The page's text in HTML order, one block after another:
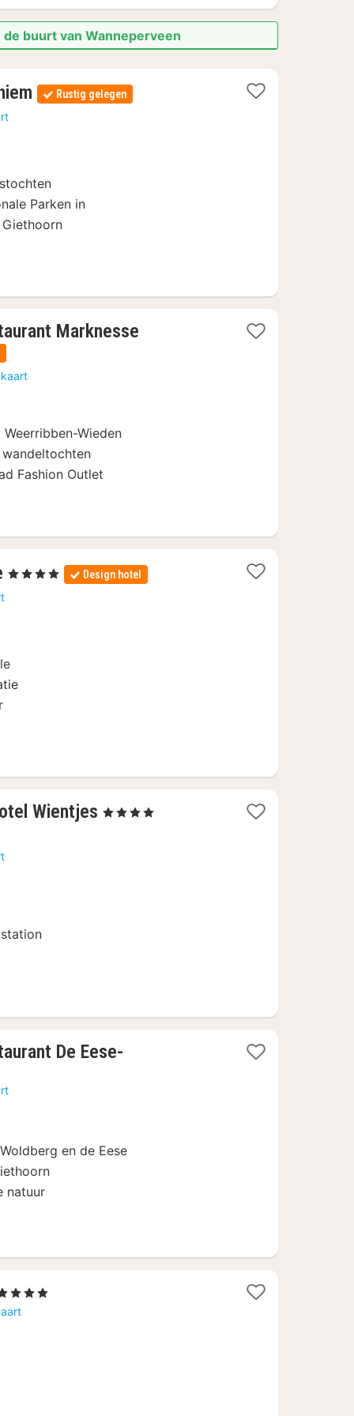
buurt van Wanneperveen
1
nacht
Rustig gelegen
Parken in
Marknesse
Wieden
Fashion Outlet
1
, 4 Sterren Design hotel
Wientjes 1
, 4 Sterren
De Eese-
en de Eese
natuur
4 Sterren